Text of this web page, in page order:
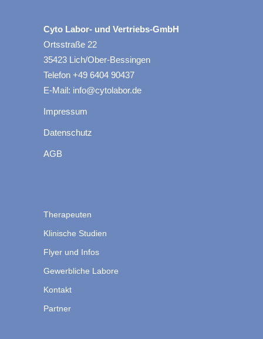
Cyto Labor- und Vertriebs-GmbH
Ortsstraße 22
35423 Lich/Ober-Bessingen
Telefon +49 6404 90437
E-Mail: info@cytolabor.de
Impressum
Datenschutz
AGB
Therapeuten
Klinische Studien
Flyer und Infos
Gewerbliche Labore
Kontakt
Partner